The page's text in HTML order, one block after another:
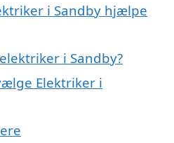
i Sandby hjælpe
i Sandby?
Elektriker i